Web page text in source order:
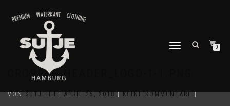
NAVIGATION
0
CROPPED-HEADER_LOGO-1-1.PNG
VON SUTJEHH APRIL 25, 2018 KEINE KOMMENTARE